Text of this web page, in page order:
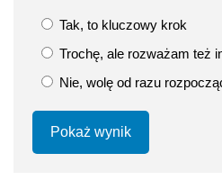
Tak, to kluczowy krok
Trochę, ale rozważam też
Nie, wolę od razu
Pokaż wynik